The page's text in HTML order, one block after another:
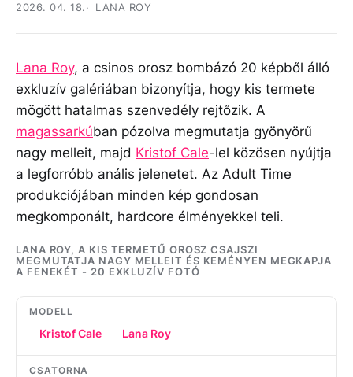
2026. 04. 18. LANA ROY
Lana Roy, a csinos orosz bombázó 20 képből álló
exkluzív galériában bizonyítja, hogy kis termete
mögött hatalmas szenvedély rejtőzik. A
magassarkúban pózolva megmutatja gyönyörű
nagy melleit, majd Kristof Cale-lel közösen nyújtja
a legforróbb anális jelenetet. Az Adult Time
produkciójában minden kép gondosan
megkomponált, hardcore élményekkel teli.
LANA ROY, A KIS TERMETŰ OROSZ CSAJSZI
MEGMUTATJA NAGY MELLEIT ÉS KEMÉNYEN MEGKAPJA
A FENEKÉT - 20 EXKLUZÍV FOTÓ
MODELL
Kristof Cale Lana Roy
CSATORNA